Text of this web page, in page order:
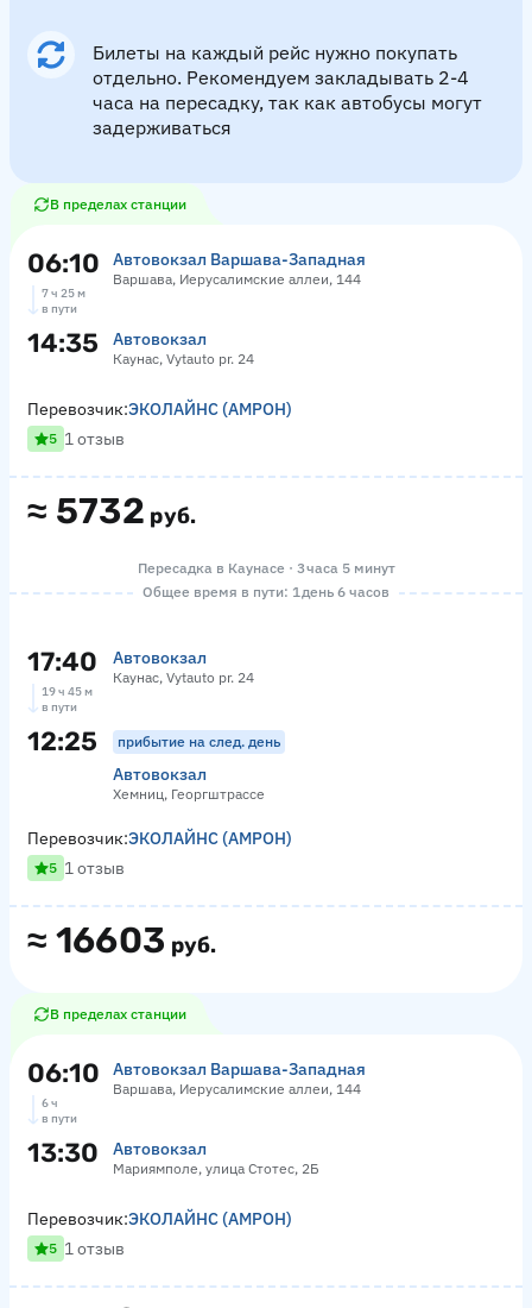
Билеты на каждый рейс нужно покупать
отдельно. Рекомендуем закладывать 2-4
часа на пересадку, так как автобусы могут
задерживаться
В пределах станции
06:10 Автовокзал Варшава-Западная
Варшава, Иерусалимские аллеи, 144
7 ч 25 м
в пути
14:35 Автовокзал
Каунас, Vytauto pr. 24
≈ 5732 руб.
Перевозчик:ЭКОЛАЙНС (АМРОН)
5 1 отзыв
Пересадка в Каунасе · 3 часа 5 минут
Общее время в пути: 1 день 6 часов
17:40 Автовокзал
Каунас, Vytauto pr. 24
19 ч 45 м
в пути
12:25 прибытие на след. день
Автовокзал
Хемниц, Георгштрассе
≈ 16603 руб.
Перевозчик:ЭКОЛАЙНС (АМРОН)
5 1 отзыв
В пределах станции
06:10 Автовокзал Варшава-Западная
Варшава, Иерусалимские аллеи, 144
6 ч
в пути
13:30 Автовокзал
Мариямполе, улица Стотес, 2Б
Перевозчик:ЭКОЛАЙНС (АМРОН)
5 1 отзыв